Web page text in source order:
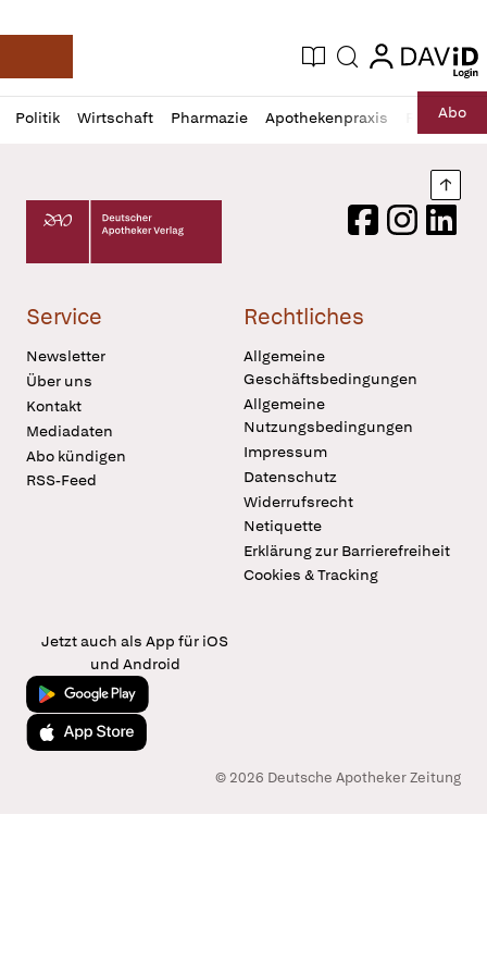
Deutsche Apotheker Zeitung
Aktuelle Ausgabe
Suche login
login
Politik Wirtschaft Pharmazie Apothekenpraxis RechtAbo
Profil
öffnen
Daz
Pur
Deutscher Apotheker Verlag Logo
FacebookInstagram
Service
Newsletter
Über uns
Kontakt
Mediadaten
Abo kündigen
RSS-Feed
Rechtliches
Allgemeine
Geschäftsbedingungen
Allgemeine
Nutzungsbedingungen
Impressum
Datenschutz
Widerrufsrecht
Netiquette
Erklärung zur Barrierefreiheit
Cookies & Tracking
Jetzt auch als App für iOS
und Android
Jetzt bei Google Play
Laden im App Store
© 2026 Deutsche Apotheker Zeitung